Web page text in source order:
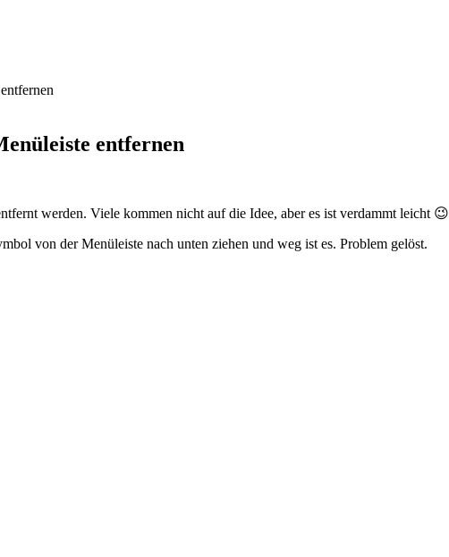
entfernen
werden. Viele kommen nicht auf die Idee, aber es ist verdammt leicht 😉
von der Menüleiste nach unten ziehen und weg ist es. Problem gelöst.